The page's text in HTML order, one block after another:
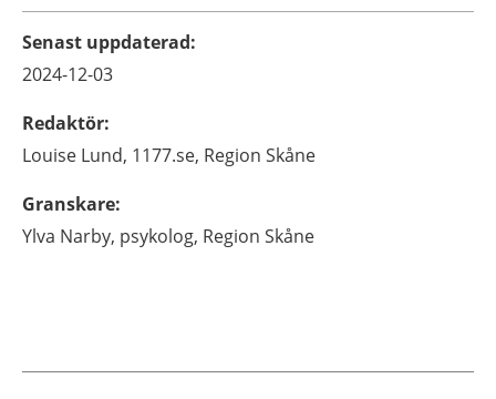
Senast uppdaterad:
2024-12-03
Redaktör:
Louise Lund, 1177.se, Region Skåne
Granskare:
Ylva Narby, psykolog, Region Skåne